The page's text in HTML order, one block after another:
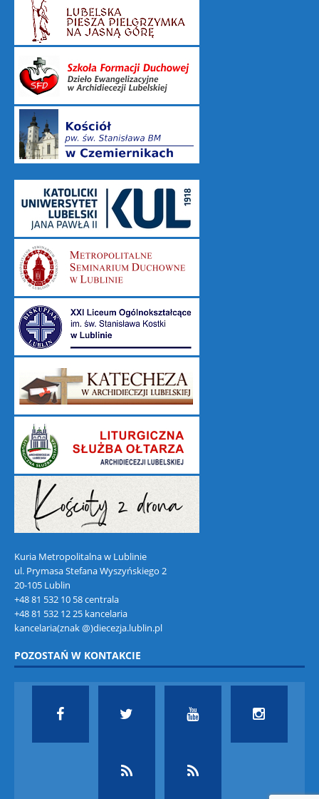
Kuria Metropolitalna w Lublinie
ul. Prymasa Stefana Wyszyńskiego 2
20-105 Lublin
+48 81 532 10 58 centrala
+48 81 532 12 25 kancelaria
kancelaria(znak @)diecezja.lublin.pl
POZOSTAŃ W KONTAKCIE